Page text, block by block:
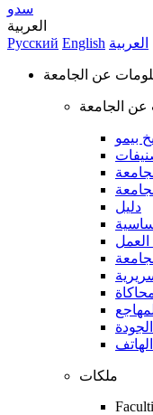
سدو
العربية
Русский English العربية
عن الجامعة
عن الجامعة
بيمو
دليل
العمل
ملكات